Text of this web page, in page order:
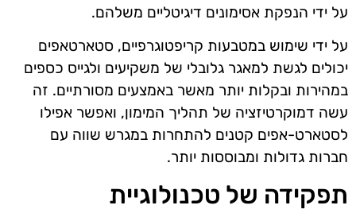
על ידי הנפקת אסימונים דיגיטליים משלהם.
על ידי שימוש במטבעות קריפטוגרפיים, סטארטאפים
יכולים לגשת למאגר גלובלי של משקיעים ולגייס כספים
במהירות ובקלות יותר מאשר באמצעים מסורתיים. זה
עשה דמוקרטיזציה של תהליך המימון, ואפשר אפילו
לסטארט-אפים קטנים להתחרות במגרש שווה עם
חברות גדולות ומבוססות יותר.
תפקידה של טכנולוגיית